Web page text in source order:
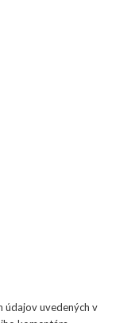
údajov uvedených v